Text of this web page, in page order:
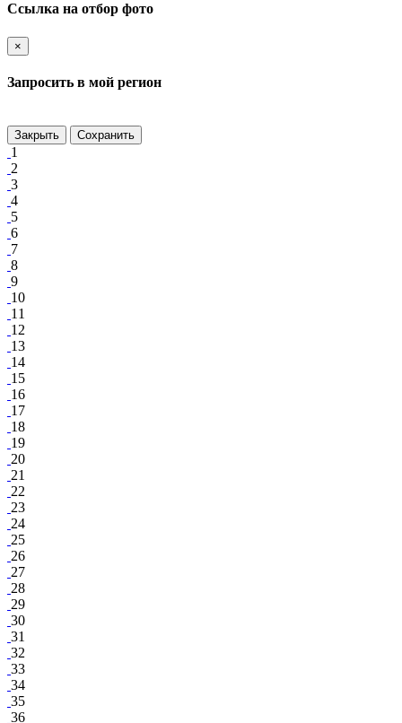
Ссылка на отбор фото
×
Запросить в мой регион
Закрыть Сохранить
1
2
3
4
5
6
7
8
9
10
11
12
13
14
15
16
17
18
19
20
21
22
23
24
25
26
27
28
29
30
31
32
33
34
35
36